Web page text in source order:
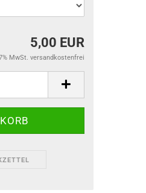
5,00 EUR
MwSt. versandkostenfrei